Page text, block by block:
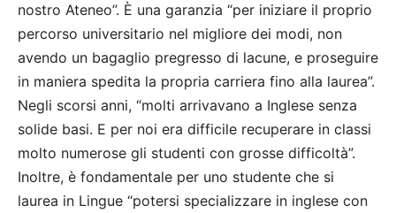
nostro Ateneo”. È una garanzia “per iniziare il proprio
percorso universitario nel migliore dei modi, non
avendo un bagaglio pregresso di lacune, e proseguire
in maniera spedita la propria carriera fino alla laurea”.
Negli scorsi anni, “molti arrivavano a Inglese senza
solide basi. E per noi era difficile recuperare in classi
molto numerose gli studenti con grosse difficoltà”.
Inoltre, è fondamentale per uno studente che si
laurea in Lingue “potersi specializzare in inglese con